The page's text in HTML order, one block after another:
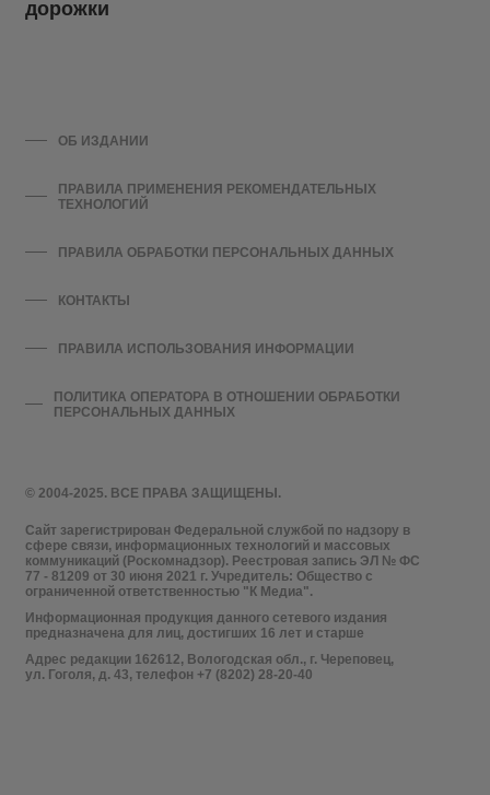
дорожки
© 2004-2025. ВСЕ ПРАВА ЗАЩИЩЕНЫ.
Сайт зарегистрирован Федеральной службой по надзору в
сфере связи, информационных технологий и массовых
коммуникаций (Роскомнадзор). Реестровая запись ЭЛ № ФС
77 - 81209 от 30 июня 2021 г. Учредитель: Общество с
ограниченной ответственностью "К Медиа".
Информационная продукция данного сетевого издания
предназначена для лиц, достигших 16 лет и старше
Адрес редакции 162612, Вологодская обл., г. Череповец,
ул. Гоголя, д. 43, телефон +7 (8202) 28-20-40
ОБ ИЗДАНИИ
ПРАВИЛА ПРИМЕНЕНИЯ РЕКОМЕНДАТЕЛЬНЫХ
ТЕХНОЛОГИЙ
ПРАВИЛА ОБРАБОТКИ ПЕРСОНАЛЬНЫХ ДАННЫХ
КОНТАКТЫ
ПРАВИЛА ИСПОЛЬЗОВАНИЯ ИНФОРМАЦИИ
ПОЛИТИКА ОПЕРАТОРА В ОТНОШЕНИИ ОБРАБОТКИ
ПЕРСОНАЛЬНЫХ ДАННЫХ